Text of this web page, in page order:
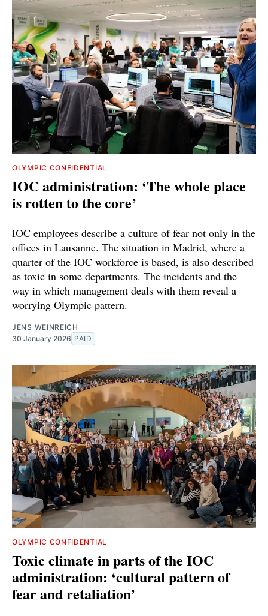
OLYMPIC CONFIDENTIAL
IOC administration: ‘The whole place
is rotten to the core’
IOC employees describe a culture of fear not only in the
offices in Lausanne. The situation in Madrid, where a
quarter of the IOC workforce is based, is also described
as toxic in some departments. The incidents and the
way in which management deals with them reveal a
worrying Olympic pattern.
JENS WEINREICH
30 January 2026 PAID
OLYMPIC CONFIDENTIAL
Toxic climate in parts of the IOC
administration: ‘cultural pattern of
fear and retaliation’